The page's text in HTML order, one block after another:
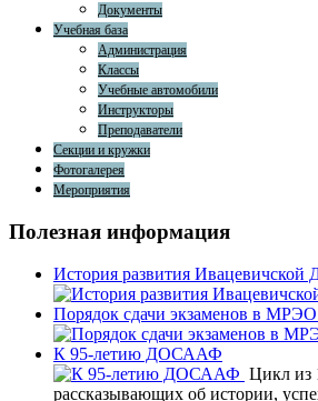
Документы
Учебная база
Администрация
Классы
Учебные автомобили
Инструкторы
Преподаватели
Секции и кружки
Фотогалерея
Мероприятия
Полезная информация
История развития
Порядок сдачи экзаменов в
К 95-летию ДОСААФ
Цикл из
рассказывающих об истории,